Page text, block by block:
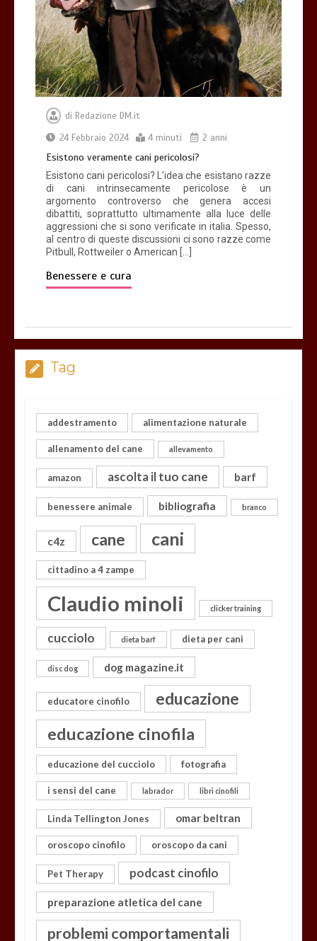
di Redazione DM.it
24 Febbraio 2024
4 minuti 2 anni
Esistono veramente cani pericolosi?
Esistono cani pericolosi? L’idea che esistano razze
di cani intrinsecamente pericolose è un
argomento controverso che genera accesi
dibattiti, soprattutto ultimamente alla luce delle
aggressioni che si sono verificate in italia. Spesso,
al centro di queste discussioni ci sono razze come
Pitbull, Rottweiler o American […]
Benessere e cura
Tag
addestramento alimentazione naturale
allenamento del cane allevamento
amazon ascolta il tuo cane barf
benessere animale bibliografia branco
c4z cane cani
cittadino a 4 zampe
Claudio minoli clicker training
cucciolo dieta barf dieta per cani
disc dog dog magazine.it
educatore cinofilo educazione
educazione cinofila
educazione del cucciolo fotografia
i sensi del cane labrador libri cinofili
Linda Tellington Jones omar beltran
oroscopo cinofilo oroscopo da cani
Pet Therapy podcast cinofilo
preparazione atletica del cane
problemi comportamentali